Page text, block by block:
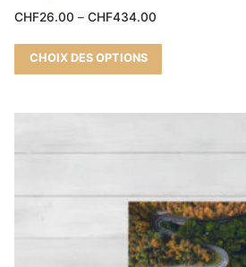
CHF26.00 – CHF434.00
CHOIX DES OPTIONS